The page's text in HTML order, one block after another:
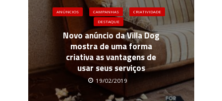
ANÚNCIOS CAMPANHAS
CRIATIVIDADE
DESTAQUE
Novo anúncio da Villa Dog
mostra de uma forma
criativa as vantagens de
usar seus serviços
19/02/2019